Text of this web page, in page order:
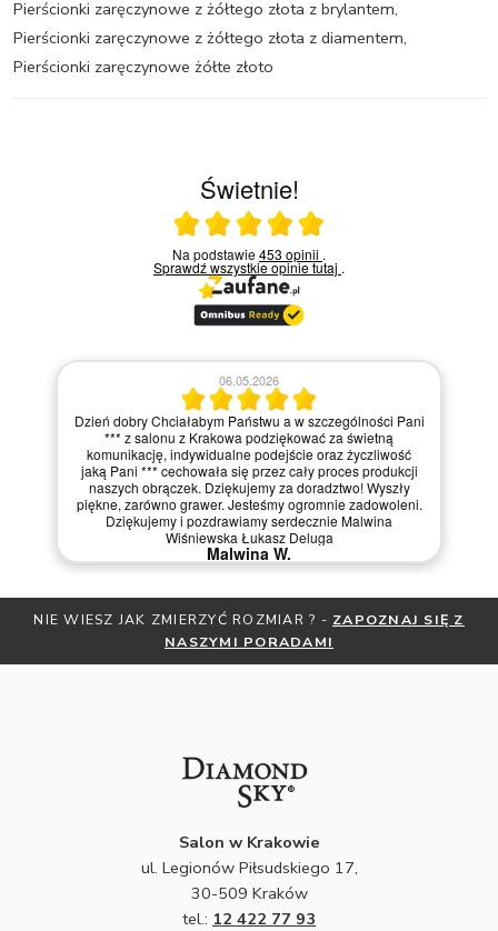
Pierścionki zaręczynowe z żółtego złota z brylantem,
Pierścionki zaręczynowe z żółtego złota z diamentem,
Pierścionki zaręczynowe żółte złoto
Świetnie!
Ocena średnia 5 na 5
Na podstawie453 opinii .
Sprawdź wszystkie opinietutaj .
06.05.2026
Dzień dobry Chciałabym Państwu a w szczególności Pani
*** z salonu z Krakowa podziękować za świetną
komunikację, indywidualne podejście oraz życzliwość
jaką Pani *** cechowała się przez cały proces produkcji
naszych obrączek. Dziękujemy za doradztwo! Wyszły
piękne, zarówno grawer. Jesteśmy ogromnie zadowoleni.
Dziękujemy i pozdrawiamy serdecznie Malwina
Wiśniewska Łukasz Deluga
Malwina W.
WIESZ JAK ZMIERZYĆ ROZMIAR ? -ZAPOZNAJ SIĘ Z
NASZYMI PORADAMI
Salon w Krakowie
ul. Legionów Piłsudskiego 17,
30-509 Kraków
tel.: 12 422 77 93